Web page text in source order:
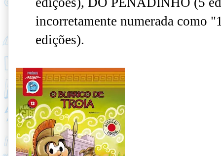
incorretamente numerada como
edições).